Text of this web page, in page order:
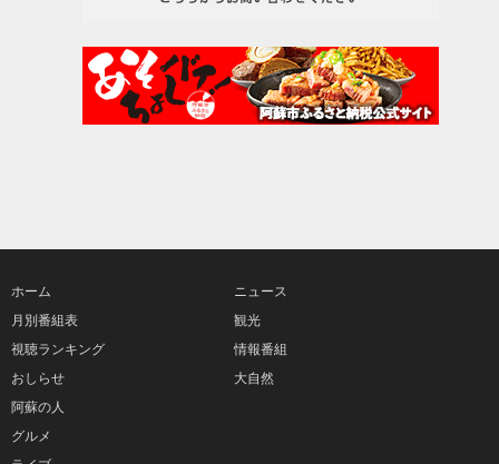
ホーム
月別番組表
視聴ランキング
おしらせ
ニュース
観光
情報番組
大自然
阿蘇の人
グルメ